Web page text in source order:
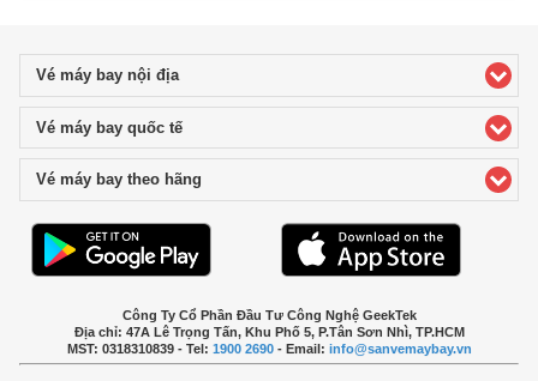
Vé máy bay nội địaclick to expand contents
Vé máy bay quốc tếclick to expand contents
Vé máy bay theo hãng
Công Ty Cổ Phần Đầu Tư Công Nghệ GeekTek
Địa chỉ: 47A Lê Trọng Tấn, Khu Phố 5, P.Tân Sơn Nhì, TP.HCM
MST: 0318310839 - Tel: 1900 2690- Email: info@sanvemaybay.vn